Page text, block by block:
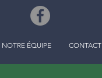
NOTRE ÉQUIPE CONTACT